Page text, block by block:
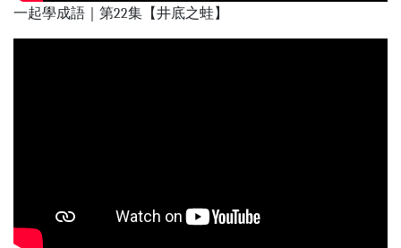
一起學成語｜第22集【井底之蛙】